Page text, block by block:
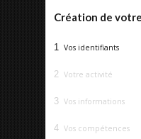
Création de
1 Vos identifiants
2 Votre activité
3 Vos informations
4 Vos compétences